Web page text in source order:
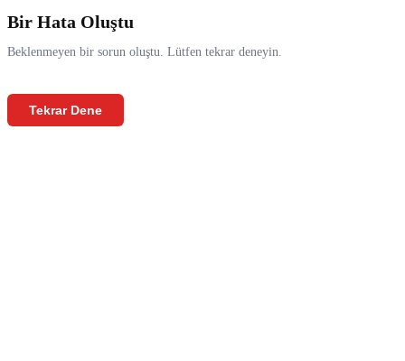
Bir Hata Oluştu
Beklenmeyen bir sorun oluştu. Lütfen tekrar deneyin.
Tekrar Dene